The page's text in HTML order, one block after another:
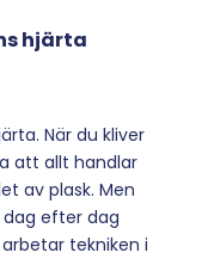
hjärta
När du kliver
att allt handlar
av plask. Men
efter dag
tekniken i